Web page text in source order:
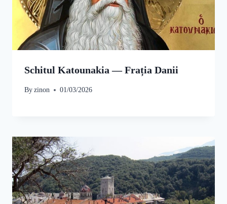
Schitul Katounakia — Frația Danii
Byzinon 01/03/2026